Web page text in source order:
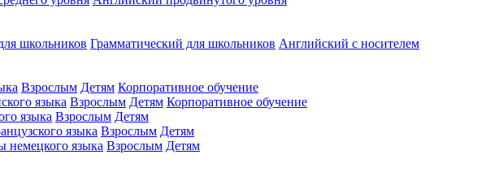
школьников Грамматический для школьников Английский с носителем
Взрослым Детям Корпоративное обучение
языка Взрослым Детям Корпоративное обучение
языка Взрослым Детям
языка Взрослым Детям
немецкого языка Взрослым Детям